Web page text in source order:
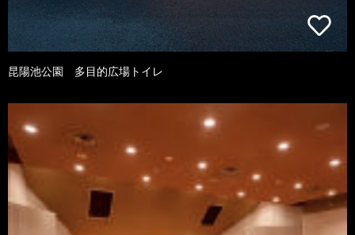
昆陽池公園 多目的広場トイレ